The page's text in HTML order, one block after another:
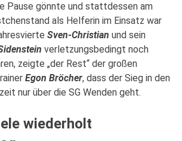
Pause gönnte und stattdessen am
als Helferin im Einsatz war
Sven-Christian und sein
verletzungsbedingt noch
zeigte „der Rest“ der großen
Egon Bröcher, dass der Sieg in den
nur über die SG Wenden geht.
wiederholt